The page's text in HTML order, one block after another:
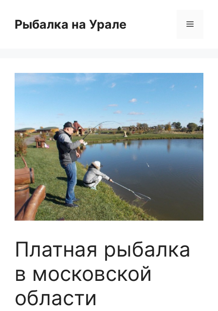
содержимому
Рыбалка на Урале Меню
Платная рыбалка
в московской
области